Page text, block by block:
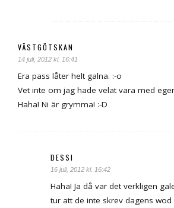
VÄSTGÖTSKAN
14 juli, 2012 kl. 16:41
Era pass låter helt galna. :-o
Vet inte om jag hade velat vara med
Haha! Ni är grymma! :-D
DESSI
16 juli, 2012 kl. 16:42
Haha! Ja då var det verkligen
tur att de inte skrev dagens